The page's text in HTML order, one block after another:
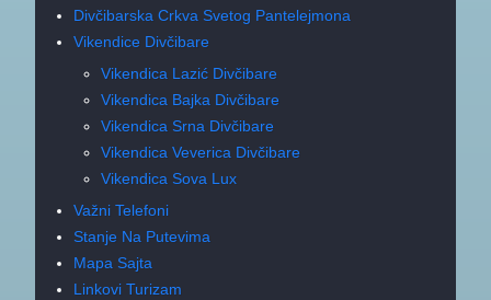
Divčibarska Crkva Svetog Pantelejmona
Vikendice Divčibare
Vikendica Lazić Divčibare
Vikendica Bajka Divčibare
Vikendica Srna Divčibare
Vikendica Veverica Divčibare
Vikendica Sova Lux
Važni Telefoni
Stanje Na Putevima
Mapa Sajta
Linkovi Turizam